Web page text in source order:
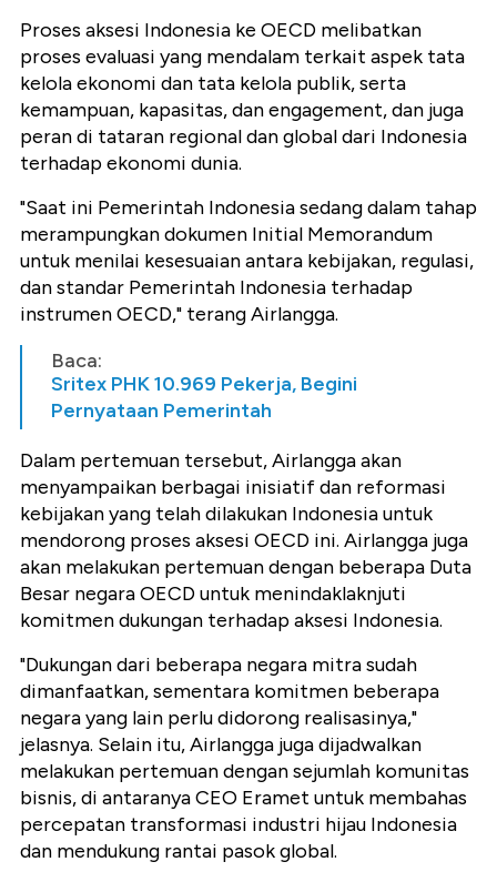
Proses aksesi Indonesia ke OECD melibatkan
proses evaluasi yang mendalam terkait aspek tata
kelola ekonomi dan tata kelola publik, serta
kemampuan, kapasitas, dan engagement, dan juga
peran di tataran regional dan global dari Indonesia
terhadap ekonomi dunia.
"Saat ini Pemerintah Indonesia sedang dalam tahap
merampungkan dokumen Initial Memorandum
untuk menilai kesesuaian antara kebijakan, regulasi,
dan standar Pemerintah Indonesia terhadap
instrumen OECD," terang Airlangga.
Baca:
Sritex PHK 10.969 Pekerja, Begini
Pernyataan Pemerintah
Dalam pertemuan tersebut, Airlangga akan
menyampaikan berbagai inisiatif dan reformasi
kebijakan yang telah dilakukan Indonesia untuk
mendorong proses aksesi OECD ini. Airlangga juga
akan melakukan pertemuan dengan beberapa Duta
Besar negara OECD untuk menindaklaknjuti
komitmen dukungan terhadap aksesi Indonesia.
"Dukungan dari beberapa negara mitra sudah
dimanfaatkan, sementara komitmen beberapa
negara yang lain perlu didorong realisasinya,"
jelasnya. Selain itu, Airlangga juga dijadwalkan
melakukan pertemuan dengan sejumlah komunitas
bisnis, di antaranya CEO Eramet untuk membahas
percepatan transformasi industri hijau Indonesia
dan mendukung rantai pasok global.